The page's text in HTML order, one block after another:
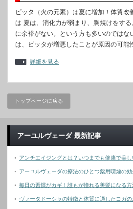
ピッタ（火の元素）は夏に増加！体質改
は 夏は、消化力が弱まり、胸焼けをす
に余裕がない。という方も多いのではな
は、ピッタが増悪したことが原因の可能
詳細を見る
トップページに戻る
アーユルヴェーダ 最新記事
アンチエイジングとは？いつまでも健康で美
アーユルヴェーダの療法のひとつ薬用喫煙の
毎日の習慣がカギ！誰もが憧れる美髪になる方
ヴァータドーシャの特徴と体質に適したヨガ